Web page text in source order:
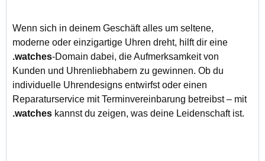
Wenn sich in deinem Geschäft alles um seltene,
moderne oder einzigartige Uhren dreht, hilft dir eine
.watches-Domain dabei, die Aufmerksamkeit von
Kunden und Uhrenliebhabern zu gewinnen. Ob du
individuelle Uhrendesigns entwirfst oder einen
Reparaturservice mit Terminvereinbarung betreibst – mit
.watches kannst du zeigen, was deine Leidenschaft ist.